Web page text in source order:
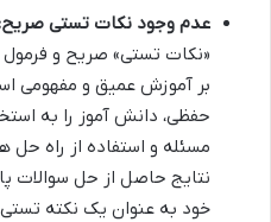
عدم وجود نکات تستی
«نکات تستی» صریح و
بر آموزش عمیق و مفهومی
حفظی، دانش آموز را به
مسئله و استفاده از راه حل
نتایج حاصل از حل سوالات
خود به عنوان یک نکته